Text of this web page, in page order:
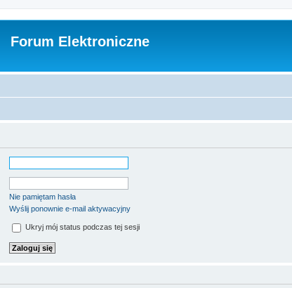
Forum Elektroniczne
Nie pamiętam hasła
Wyślij ponownie e-mail aktywacyjny
Ukryj mój status podczas tej sesji